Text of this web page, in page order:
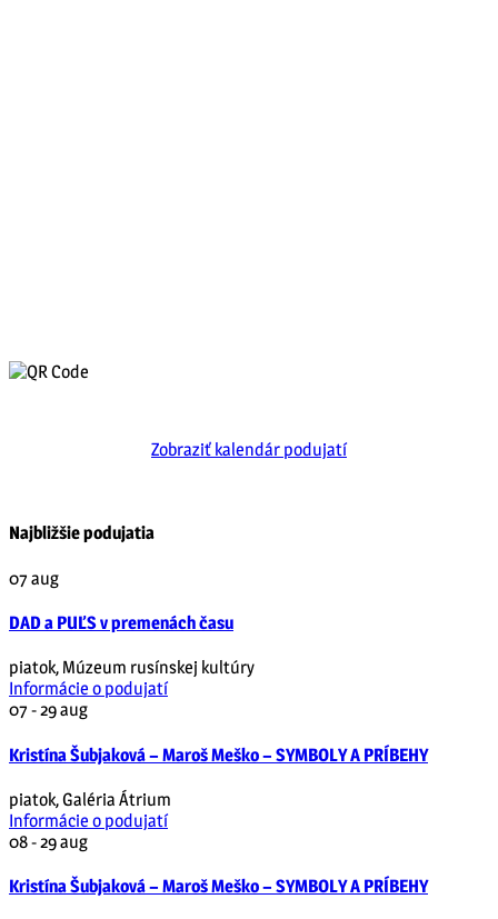
Zobraziť kalendár podujatí
Najbližšie podujatia
07 aug
DAD a PUĽS v premenách času
piatok, Múzeum rusínskej kultúry
Informácie o podujatí
07 - 29aug
Kristína Šubjaková – Maroš Meško – SYMBOLY A PRÍBEHY
piatok,Galéria Átrium
Informácie o podujatí
08 - 29aug
Kristína Šubjaková – Maroš Meško – SYMBOLY A PRÍBEHY